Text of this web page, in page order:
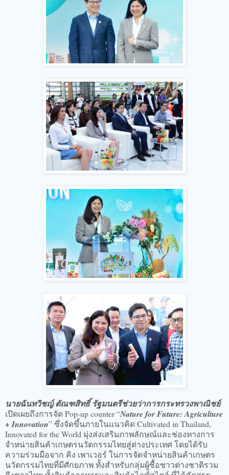
​นายฉันทวิชญ์ ตัณฑสิทธิ์ รัฐมนตรีช่วยว่าการกระทรวงพาณิชย์
เปิดเผยถึงการจัด Pop-up counter “Nature for Future: Agriculture
+ Innovation” ซึ่งจัดขึ้นภายในแนวคิด Cultivated in Thailand,
Innovated for the World มุ่งส่งเสริมภาพลักษณ์และช่องทางการ
จำหน่ายสินค้าเกษตรนวัตกรรมไทยสู่ต่างประเทศ โดยได้รับ
ความร่วมมือจาก คิง เพาเวอร์ ในการจัดจำหน่ายสินค้าเกษตร
นวัตกรรมไทยที่มีศักยภาพ ทั้งสำหรับกลุ่มผู้ซื้อชาวต่างชาติรวม